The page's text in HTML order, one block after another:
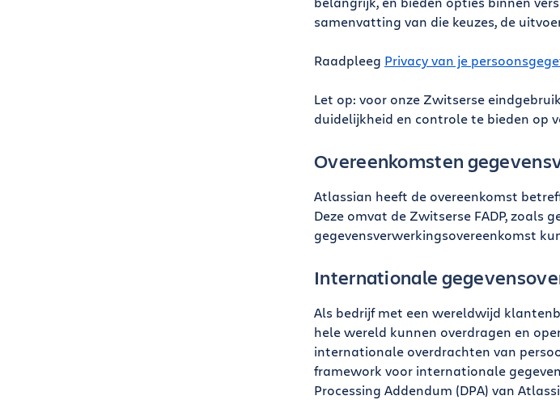
samenvatting van die keuzes, de
Raadpleeg Privacy van je
Let op: voor onze Zwitserse
duidelijkheid en controle te bieden op
Overeenkomsten
Atlassian heeft de overeenkomst
Deze omvat de Zwitserse FADP, zoals
gegevensverwerkingsovereenkomst
Internationale
Als bedrijf met een wereldwijd
hele wereld kunnen overdragen en
internationale overdrachten van
framework voor internationale
Processing Addendum (DPA) van